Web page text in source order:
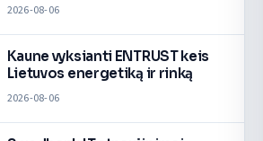
2026-08-06
Kaune vyksianti ENTRUST keis
Lietuvos energetiką ir rinką
2026-08-06